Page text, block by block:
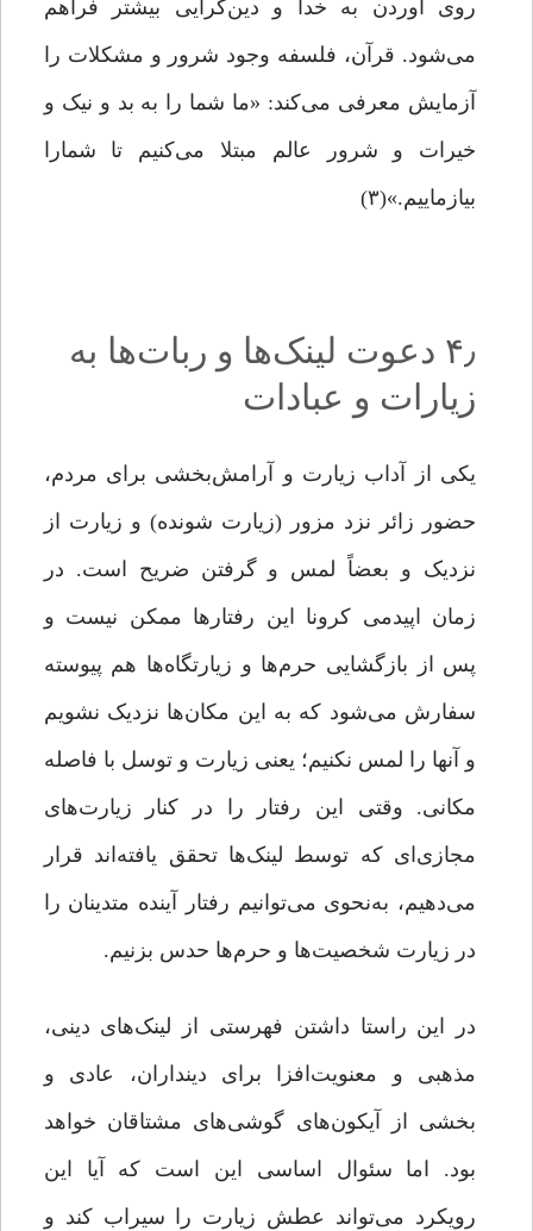
روی ‌آوردن به خدا و دین‌گرایی بیشتر فراهم
می‌شود. قرآن، فلسفه وجود شرور و مشکلات را
آزمایش معرفی می‌کند: «ما شما را به بد و نیک و
خیرات و شرور عالم مبتلا می‌کنیم تا شمارا
بیازماییم.»(۳)
۴٫ دعوت لینک‌ها و ربات‌ها به
زیارات و عبادات
یکی از آداب زیارت و آرامش‌بخشی برای مردم،
حضور زائر نزد مزور (زیارت شونده) و زیارت از
نزدیک و بعضاً لمس و گرفتن ضریح است. در
زمان اپیدمی کرونا این رفتارها ممکن نیست و
پس از بازگشایی حرم‌ها و زیارتگاه‌ها هم پیوسته
سفارش می‌شود که به این مکان‌ها نزدیک نشویم
و آنها را لمس نکنیم؛ یعنی زیارت و توسل با فاصله
مکانی. وقتی این رفتار را در کنار زیارت‌های
مجازی‌ای که توسط لینک‌ها تحقق‌ یافته‌اند قرار
می‌دهیم، به‌نحوی می‌توانیم رفتار آینده متدینان را
در زیارت شخصیت‌ها و حرم‌ها حدس بزنیم.
در این راستا داشتن فهرستی از لینک‌های دینی،
مذهبی و معنویت‌افزا برای دینداران، عادی و
بخشی از آیکون‌های گوشی‌های مشتاقان خواهد
بود. اما سئوال اساسی این است که آیا این
رویکرد می‌تواند عطش زیارت را سیراب کند و